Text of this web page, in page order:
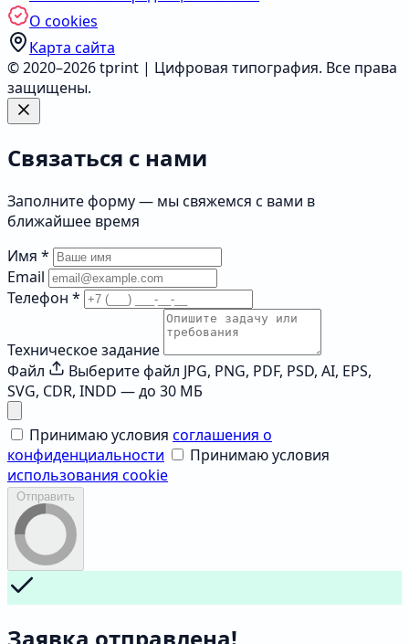
О cookies
Карта сайта
© 2020–2026 tprint | Цифровая типография. Все права
защищены.
Связаться с нами
Заполните форму — мы свяжемся с вами в
ближайшее время
Имя *
Email
Телефон *
Техническое задание
Файл
Выберите файл JPG, PNG, PDF, PSD, AI, EPS,
SVG, CDR, INDD — до 30 МБ
Принимаю условия соглашения о
конфиденциальности
Принимаю условия
использования cookie
Отправить
Заявка отправлена!